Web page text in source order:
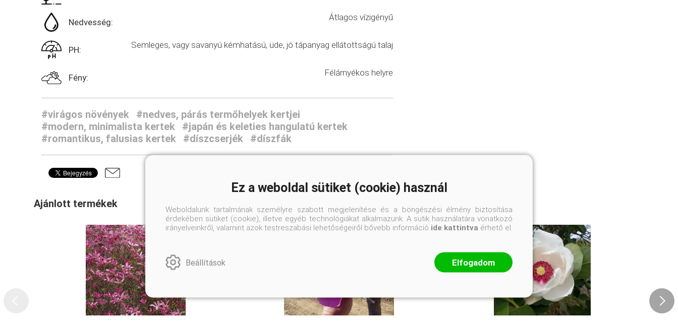
Nedvesség: Átlagos vízigényű
PH: Semleges, vagy savanyú kémhatású, üde, jó tápanyag ellátottságú talaj
Fény: Félárnyékos helyre
#virágos növények
#nedves, párás termőhelyek kertjei
#modern, minimalista kertek
#japán és keleties hangulatú kertek
#romantikus, falusias kertek
#díszcserjék #díszfák
Ajánlott termékek
Ez a weboldal sütiket (cookie) használ
Weboldalunk tartalmának személyre szabott megjelenítése és a böngészési élmény biztosítása
érdekében sütiket (cookie), illetve egyéb technológiákat alkalmazunk. A sütik használatára vonatkozó
irányelveinkről, valamint azok testreszabási lehetőségeiről bővebb információ ide kattintva érhető el.
Beállítások Elfogadom